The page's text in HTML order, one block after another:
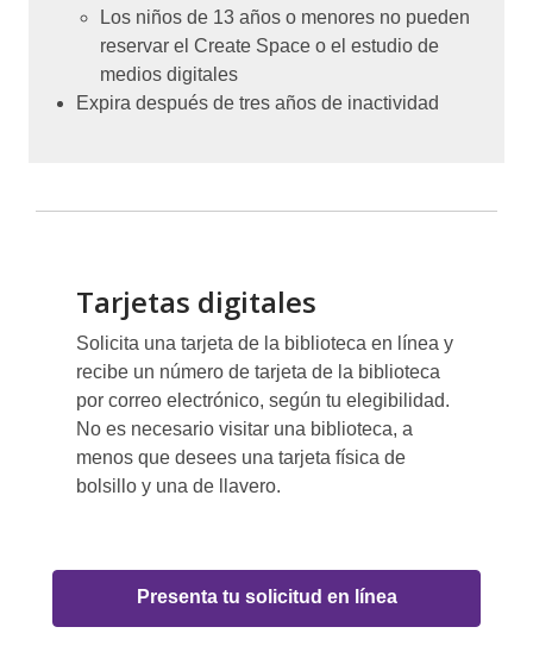
Los niños de 13 años o menores no pueden
reservar el Create Space o el estudio de
medios digitales
Expira después de tres años de inactividad
Tarjetas digitales
Solicita una tarjeta de la biblioteca en línea y
recibe un número de tarjeta de la biblioteca
por correo electrónico, según tu elegibilidad.
No es necesario visitar una biblioteca, a
menos que desees una tarjeta física de
bolsillo y una de llavero.
Presenta tu solicitud en línea